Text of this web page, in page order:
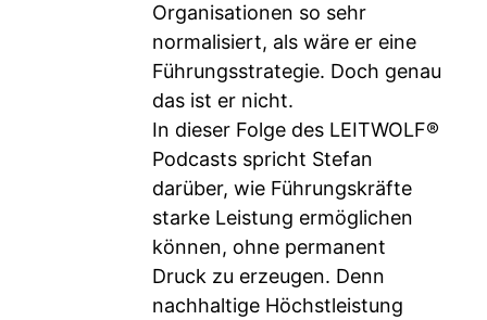
Organisationen so sehr
normalisiert, als wäre er eine
Führungsstrategie. Doch genau
das ist er nicht.
In dieser Folge des LEITWOLF®
Podcasts spricht Stefan
darüber, wie Führungskräfte
starke Leistung ermöglichen
können, ohne permanent
Druck zu erzeugen. Denn
nachhaltige Höchstleistung